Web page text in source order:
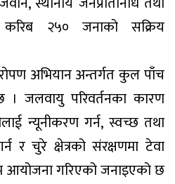
करिब २५० जनाको सक्रिय
अभियान अन्तर्गत कुल पाँच
। जलवायु परिवर्तनका कारण
न्यूनीकरण गर्न, स्वच्छ तथा
र चुरे क्षेत्रको संरक्षणमा टेवा
आयोजना गरिएको जनाइएको छ